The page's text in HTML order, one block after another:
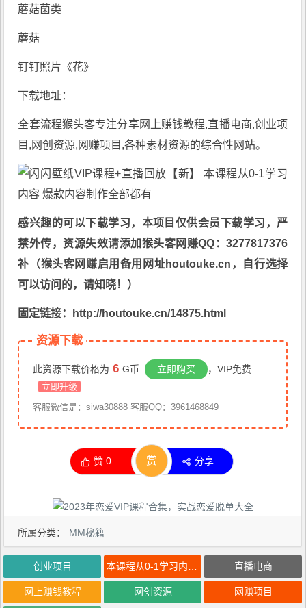
蘑菇菌类
蘑菇
钉钉照片《花》
下载地址：
全套流程猴头客专注分享网上赚钱教程,直播电商,创业项
目,网创资源, 网赚项目 ,各种素材资源的综合性网站。
感兴趣的可以下载学习，本项目仅供会员下载学习，严
禁外传，资源失效请添加猴头客网赚QQ：3277817376
补（猴头客网赚启用备用网址houtouke.cn，自行选择
可以访问的，请知晓！）
固定链接：http://houtouke.cn/14875.html
资源下载
此资源下载价格为 6 G币 立即购买 ，VIP免费
立即升级
客服微信是：siwa30888 客服QQ：3961468849
赞0 赏 分享
所属分类： MM秘籍
创业项目 直播电商
网上赚钱教程 网创资源 网赚项目